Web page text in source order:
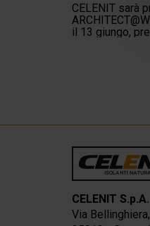
CELENIT sarà
il 13 giungo,
CELENIT S.p.A.
Via